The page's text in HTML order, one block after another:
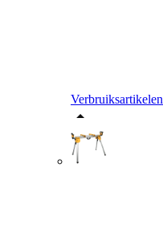
Verbruiksartikelen